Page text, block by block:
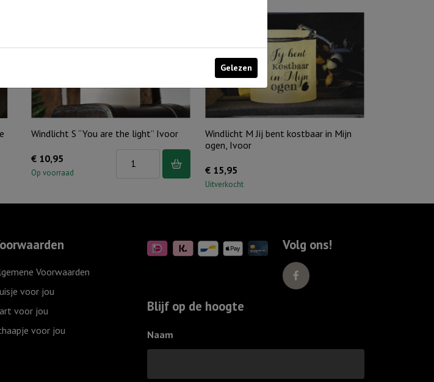
Windlicht S “You are the light” Ivoor
€ 10,95
Op voorraad
are
Windlicht M Jij bent kostbaar in Mijn
ogen, Ivoor
€ 15,95
Uitverkocht
Voorwaarden
voor jou
voor jou
voor jou
Volg ons!
Blijf op de hoogte
Naam
Gelezen